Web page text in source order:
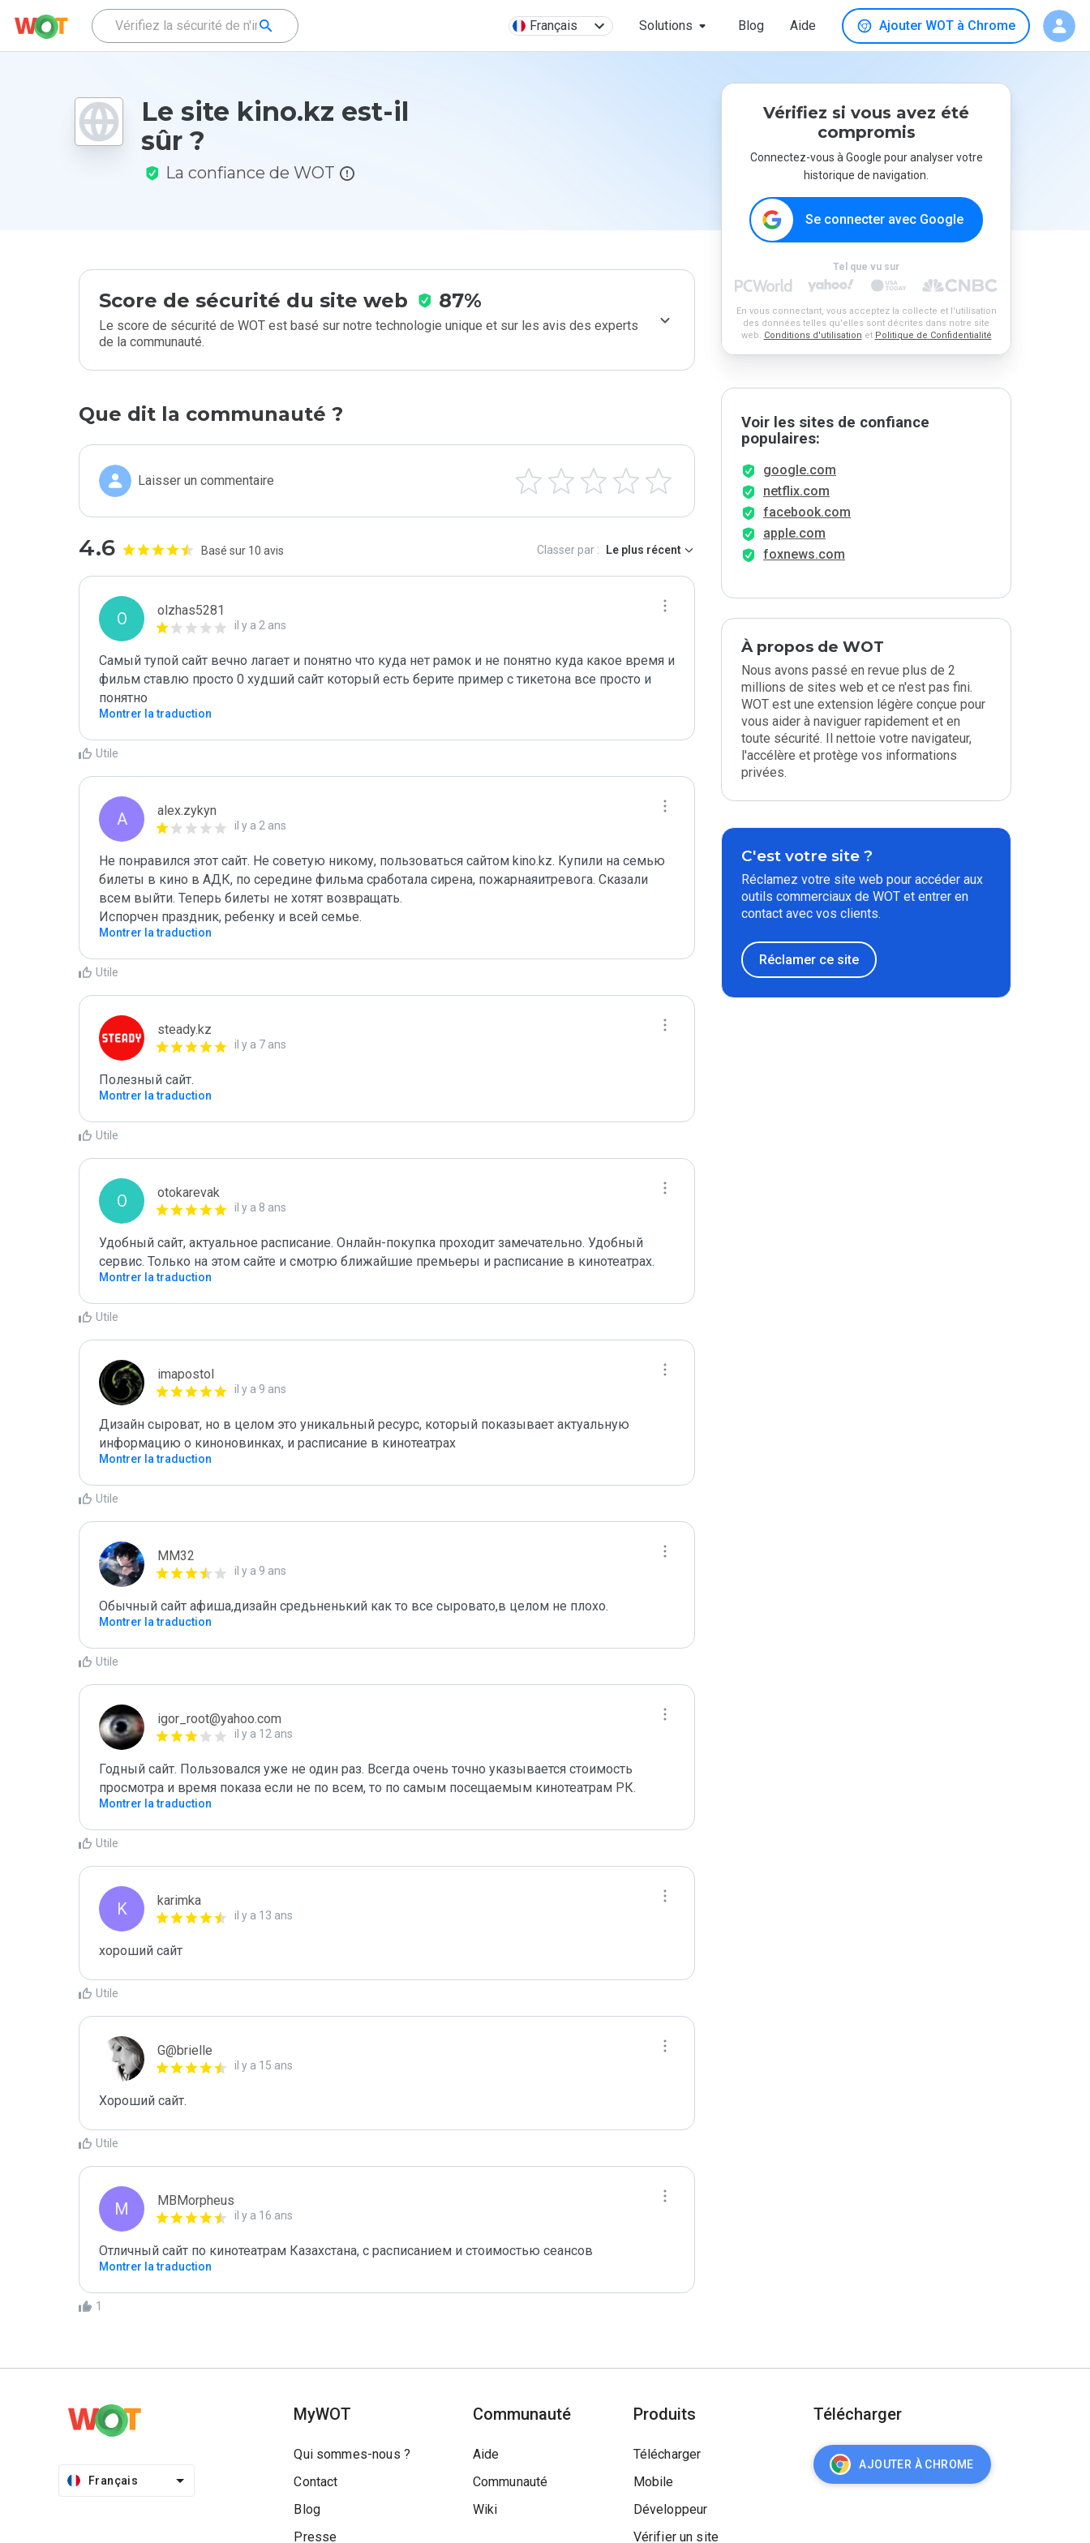
Français Solutions Blog Aide Ajouter WOT à Chrome
Le site kino.kz est-il
sûr ?
La confiance de WOT
Score de sécurité du site web 87%
Le score de sécurité de WOT est basé sur notre technologie unique et sur les avis des experts
de la communauté.
Que dit la communauté ?
Laisser un commentaire
4.6 Basé sur 10 avis Classer par : Le plus récent
O olzhas5281
il y a 2 ans
Самый тупой сайт вечно лагает и понятно что куда нет рамок и не понятно куда какое время и
фильм ставлю просто 0 худший сайт который есть берите пример с тикетона все просто и
понятно
Montrer la traduction
Utile
A alex.zykyn
il y a 2 ans
Не понравился этот сайт. Не советую никому, пользоваться сайтом kino.kz. Купили на семью
билеты в кино в АДК, по середине фильма сработала сирена, пожарнаяитревога. Сказали
всем выйти. Теперь билеты не хотят возвращать.
Испорчен праздник, ребенку и всей семье.
Montrer la traduction
Utile
steady.kz
il y a 7 ans
Полезный сайт.
Montrer la traduction
Utile
O otokarevak
il y a 8 ans
Удобный сайт, актуальное расписание. Онлайн-покупка проходит замечательно. Удобный
сервис. Только на этом сайте и смотрю ближайшие премьеры и расписание в кинотеатрах.
Montrer la traduction
Utile
imapostol
il y a 9 ans
Дизайн сыроват, но в целом это уникальный ресурс, который показывает актуальную
информацию о киноновинках, и расписание в кинотеатрах
Montrer la traduction
Utile
MM32
il y a 9 ans
Обычный сайт афиша,дизайн средьненький как то все сыровато,в целом не плохо.
Montrer la traduction
Utile
igor_root@yahoo.com
il y a 12 ans
Годный сайт. Пользовался уже не один раз. Всегда очень точно указывается стоимость
просмотра и время показа если не по всем, то по самым посещаемым кинотеатрам РК.
Montrer la traduction
Utile
K karimka
il y a 13 ans
хороший сайт
Utile
G@brielle
il y a 15 ans
Хороший сайт.
Utile
M MBMorpheus
il y a 16 ans
Отличный сайт по кинотеатрам Казахстана, с расписанием и стоимостью сеансов
Montrer la traduction
1
Vérifiez si vous avez été
compromis
Connectez-vous à Google pour analyser votre
historique de navigation.
Se connecter avec Google
Tel que vu sur
En vous connectant, vous acceptez la collecte et l'utilisation
des données telles qu'elles sont décrites dans notre site
web. Conditions d'utilisation et Politique de Confidentialité
Voir les sites de confiance
populaires:
google.com
netflix.com
facebook.com
apple.com
foxnews.com
À propos de WOT
Nous avons passé en revue plus de 2
millions de sites web et ce n'est pas fini.
WOT est une extension légère conçue pour
vous aider à naviguer rapidement et en
toute sécurité. Il nettoie votre navigateur,
l'accélère et protège vos informations
privées.
C'est votre site ?
Réclamez votre site web pour accéder aux
outils commerciaux de WOT et entrer en
contact avec vos clients.
Réclamer ce site
Français
MyWOT
Qui sommes-nous ?
Contact
Blog
Presse
Communauté
Aide
Communauté
Wiki
Produits
Télécharger
Mobile
Développeur
Vérifier un site
Télécharger
AJOUTER À CHROME